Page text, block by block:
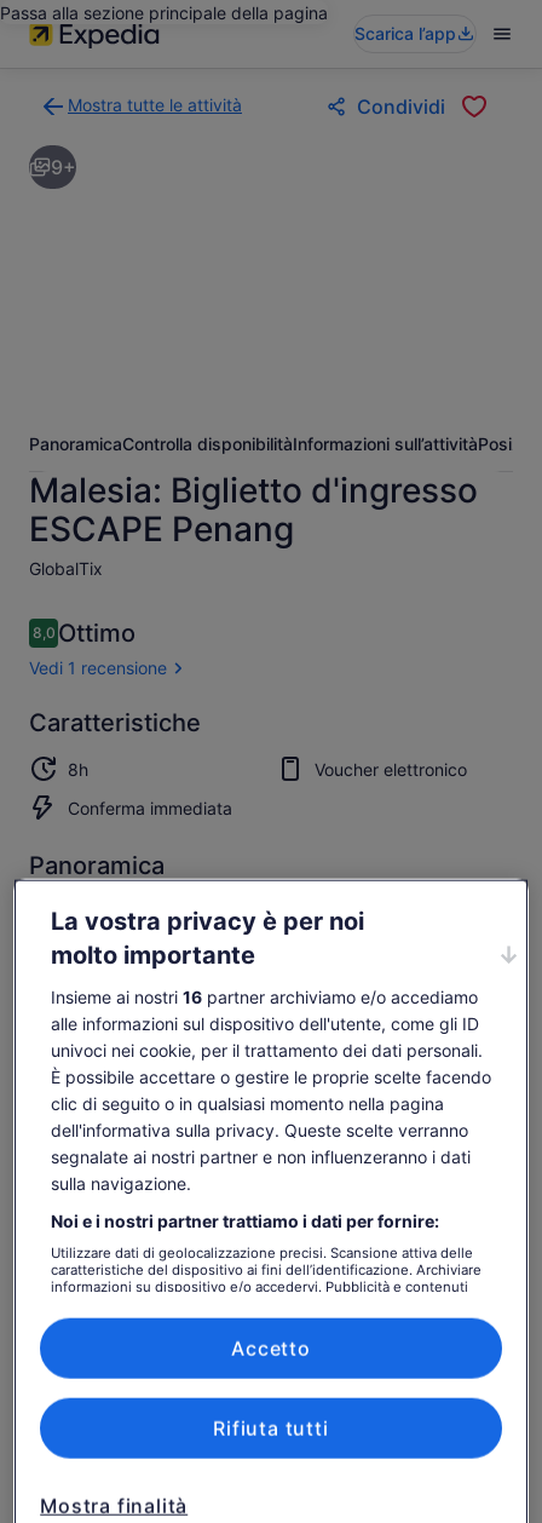
Passa alla sezione principale della pagina
Scarica l’app
Mostra tutte le attività
alla
pagina
dei
Condividi
9+
PanoramicaControlla disponibilitàInformazioni sull’attività
Malesia: Biglietto d'ingresso
ESCAPE Penang
GlobalTix​
Recensioni
8,08,0 su 10
Ottimo
Vedi 1 recensione
8.08.0 su 10
Ottimo
Vedi la
recensione
Caratteristiche
8h
Voucher elettronico
Conferma immediata
Panoramica
ESCAPE Penang unisce l'avventura ai valori ecologici
Immerso in un ambiente naturale e lussureggiante di
colline tropicali
Il programma Greenie ispira i giovani ad amare la natura
Oltre 35 giostre: zip, altalene, salti, equilibrio nella
giungla
Mostra altro
Controlla disponibilità
Cambia date
date
mar 11 ago mer 12 ago gio 13 ago ven 14 ago sab 15 ago
prezzo
è
46 €
adulto
46 €
I contenuti di questa pagina possono essere stati
tradotti automaticamente.
Comunicaci la tua opinione su questa traduzione
Apertura
in
Cosa include e cosa no
La vostra privacy è per noi
molto importante
Insieme ai nostri 16partner archiviamo e/o accediamo
alle informazioni sul dispositivo dell'utente, come gli ID
univoci nei cookie, per il trattamento dei dati personali.
È possibile accettare o gestire le proprie scelte facendo
clic di seguito o in qualsiasi momento nella pagina
dell'informativa sulla privacy. Queste scelte verranno
segnalate ai nostri partner e non influenzeranno i dati
sulla navigazione.
Noi e i nostri partner trattiamo i dati per fornire:
Utilizzare dati di geolocalizzazione precisi. Scansione attiva delle
caratteristiche del dispositivo ai fini dell’identificazione. Archiviare
informazioni su dispositivo e/o accedervi. Pubblicità e contenuti
annunci, ricerche sul pubblico, sviluppo di servizi.
Elenco dei partner (fornitori)
Mostra finalità
Rifiuta tutti
Accetto